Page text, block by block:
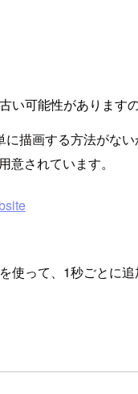
可能性があります
描画する方法がな
されています。
を使って、1秒ごとに